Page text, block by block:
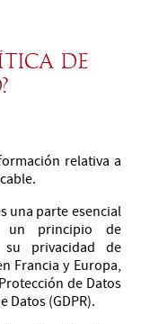
de
relativa a
una parte esencial
un principio de
su privacidad de
Francia y Europa,
de Datos
Datos (GDPR).